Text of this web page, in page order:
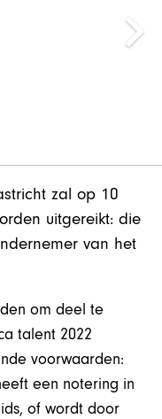
zal op 10
uitgereikt: die
van het
om deel te
talent 2022
voorwaarden:
een notering in
of wordt door